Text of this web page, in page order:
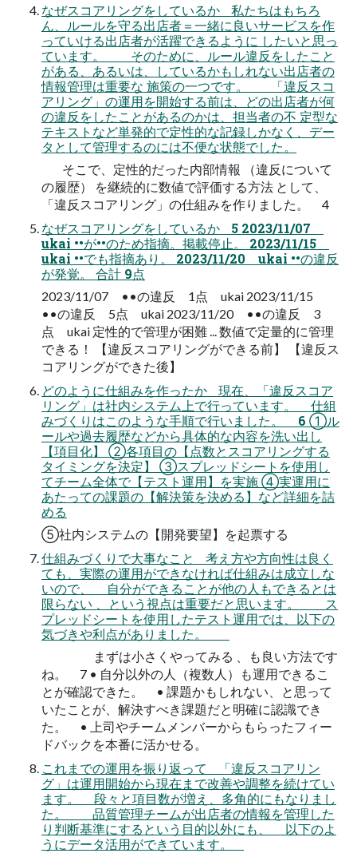
なぜスコアリングをしているか 私たちはもちろ
ん、ルールを守る出店者＝一緒に良いサービスを作
っていける出店者が活躍できるように したいと思っ
ています。 そのために、ルール違反をしたこと
がある、あるいは、しているかもしれない出店者の
情報管理は重要な 施策の一つです。 「違反スコ
アリング」の運用を開始する前は、どの出店者が何
の違反をしたことがあるのかは、担当者の不 定型な
テキストなど単発的で定性的な記録しかなく、デー
タとして管理するのには不便な状態でした。
そこで、定性的だった内部情報 （違反について
の履歴） を継続的に数値で評価する方法 として、
「違反スコアリング」の仕組みを作りました。 4
なぜスコアリングをしているか 5 2023/11/07
ukai ••が••のため指摘。掲載停止。 2023/11/15
ukai ••でも指摘あり。 2023/11/20 ukai ••の違反
が発覚。 合計 9点
2023/11/07 ••の違反 1点 ukai 2023/11/15
••の違反 5点 ukai 2023/11/20 ••の違反 3
点 ukai 定性的で管理が困難 ... 数値で定量的に管理
できる！ 【違反スコアリングができる前】 【違反ス
コアリングができた後】
どのように仕組みを作ったか 現在、「違反スコア
リング」は社内システム上で行っています。 仕組
みづくりはこのような手順で行いました。 6 ①ル
ールや過去履歴などから具体的な内容を洗い出し
【項目化】 ②各項目の【点数とスコアリングする
タイミングを決定】 ③スプレッドシートを使用し
てチーム全体で【テスト運用】を実施 ④実運用に
あたっての課題の【解決策を決める】など詳細を詰
める
⑤社内システムの【開発要望】を起票する
仕組みづくりで大事なこと 考え方や方向性は良く
ても、実際の運用ができなければ仕組みは成立しな
いので、 自分ができることが他の人もできるとは
限らない 、という視点は重要だと思います。 ス
プレッドシートを使用したテスト運用では、以下の
気づきや利点がありました。
まずは小さくやってみる 、も良い方法です
ね。 7 • 自分以外の人（複数人）も運用できるこ
とが確認できた。 • 課題かもしれない、と思って
いたことが、解決すべき課題だと明確に認識でき
た。 • 上司やチームメンバーからもらったフィー
ドバックを本番に活かせる。
これまでの運用を振り返って 「違反スコアリン
グ」は運用開始から現在まで改善や調整を続けてい
ます。 段々と項目数が増え、多角的にもなりまし
た。 品質管理チームが出店者の情報を管理した
り判断基準にするという目的以外にも、 以下のよ
うにデータ活用ができています。